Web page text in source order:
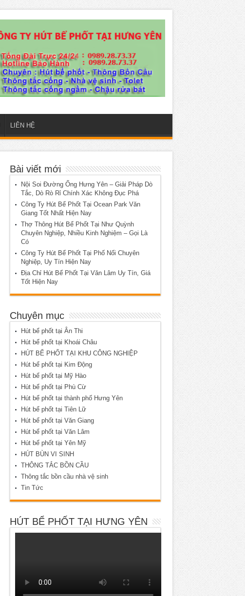
LIÊN HỆ
Bài viết mới
Nội Soi Đường Ống Hưng Yên – Giải Pháp Dò
Tắc, Dò Rò Rỉ Chính Xác Không Đục Phá
Công Ty Hút Bể Phốt Tại Ocean Park Văn
Giang Tốt Nhất Hiện Nay
Thợ Thông Hút Bể Phốt Tại Như Quỳnh
Chuyên Nghiệp, Nhiều Kinh Nghiệm – Gọi Là
Có
Công Ty Hút Bể Phốt Tại Phố Nối Chuyên
Nghiệp, Uy Tín Hiện Nay
Địa Chỉ Hút Bể Phốt Tại Văn Lâm Uy Tín, Giá
Tốt Hiện Nay
Chuyên mục
Hút bể phốt tại Ân Thi
Hút bể phốt tại Khoái Châu
HÚT BỂ PHỐT TẠI KHU CÔNG NGHIỆP
Hút bể phốt tại Kim Động
Hút bể phốt tại Mỹ Hào
Hút bể phốt tại Phù Cừ
Hút bể phốt tại thành phố Hưng Yên
Hút bể phốt tại Tiên Lữ
Hút bể phốt tại Văn Giang
Hút bể phốt tại Văn Lâm
Hút bể phốt tại Yên Mỹ
HÚT BÙN VI SINH
THÔNG TẮC BỒN CẦU
Thông tắc bồn cầu nhà vệ sinh
Tin Tức
HÚT BỂ PHỐT TẠI HƯNG YÊN